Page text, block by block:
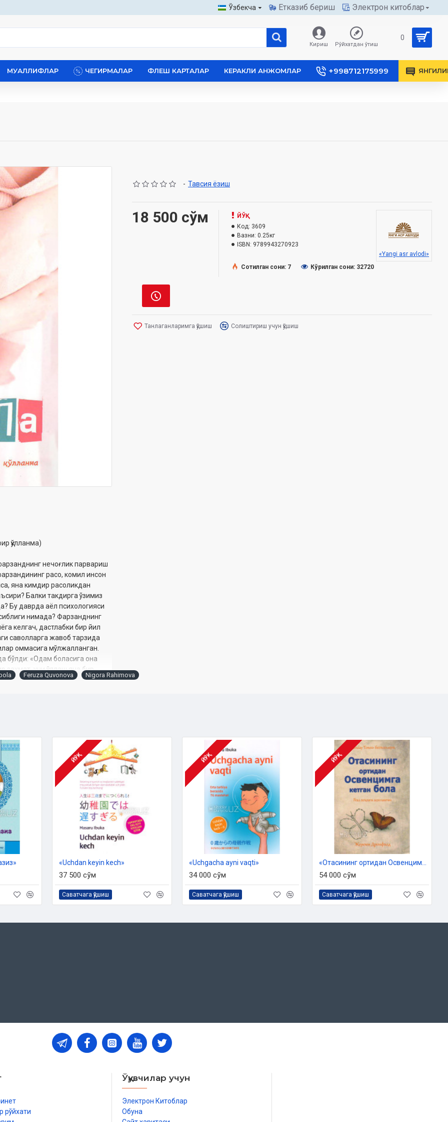
Ўзбекча Етказиб бериш Электрон китоблар
Кириш Рўйхатдан ўтиш
0
МУАЛЛИФЛАР ЧЕГИРМАЛАР ФЛЕШ КАРТАЛАР КЕРАКЛИ АНЖОМЛАР +998712175999
қўлланма)
нечоғлик парвариш
расо, комил инсон
яна кимдир расоликдан
Балки такдирга ўзимиз
Бу даврда аёл психологияси
нимада? Фарзанднинг
келгач, дастлабки бир йил
саволларга жавоб тарзида
оммасига мўлжалланган.
бўлди: «Одам боласига она
захмат, уни қўллаш яна бир
- Тавсия ёзиш
18 500 сўм
ЙЎҚ
Код: 3609
Вазни: 0.25кг
ISBN: 9789943270923
«Yangi asr avlodi»
Сотилган сони: 7
Кўрилган сони: 32720
Танлаганларимга қўшиш Солиштириш учун қўшиш
Feruza Quvonova Nigora Rahimova
ЙЎҚ
«Uchdan keyin kech»
37 500 сўм
Саватчага қўшиш
ЙЎҚ
«Uchgacha ayni vaqti»
34 000 сўм
Саватчага қўшиш
ЙЎҚ
54 000 сўм
Саватчага қўшиш
рўйхати
Ўқувчилар учун
Электрон Китоблар
Обуна